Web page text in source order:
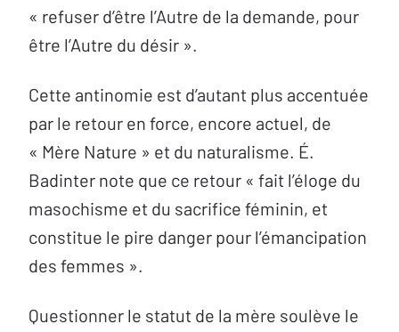
« refuser d’être l’Autre de la demande, pour
être l’Autre du désir ».
Cette antinomie est d’autant plus accentuée
par le retour en force, encore actuel, de
« Mère Nature » et du naturalisme. É.
Badinter note que ce retour « fait l’éloge du
masochisme et du sacrifice féminin, et
constitue le pire danger pour l’émancipation
des femmes ».
Questionner le statut de la mère soulève le